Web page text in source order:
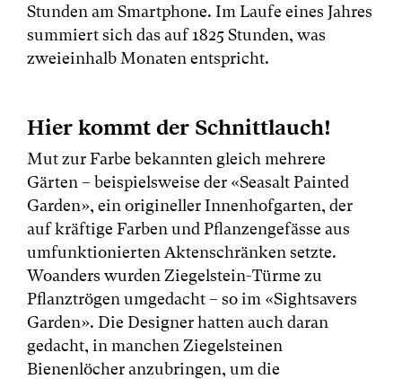
Stunden am Smartphone. Im Laufe eines Jahres
summiert sich das auf 1825 Stunden, was
zweieinhalb Monaten entspricht.
Hier kommt der Schnittlauch!
Mut zur Farbe bekannten gleich mehrere
Gärten – beispielsweise der «Seasalt Painted
Garden», ein origineller Innenhofgarten, der
auf kräftige Farben und Pflanzengefässe aus
umfunktionierten Aktenschränken setzte.
Woanders wurden Ziegelstein-Türme zu
Pflanztrögen umgedacht – so im «Sightsavers
Garden». Die Designer hatten auch daran
gedacht, in manchen Ziegelsteinen
Bienenlöcher anzubringen, um die